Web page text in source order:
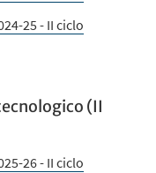
25 - II ciclo
(II
26 - II ciclo